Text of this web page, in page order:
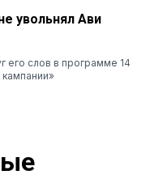
увольнял Ави
его слов в программе 14
кампании»